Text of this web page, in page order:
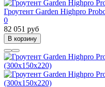
Гроутент Garden Highpro
0
82 051 руб
В корзину